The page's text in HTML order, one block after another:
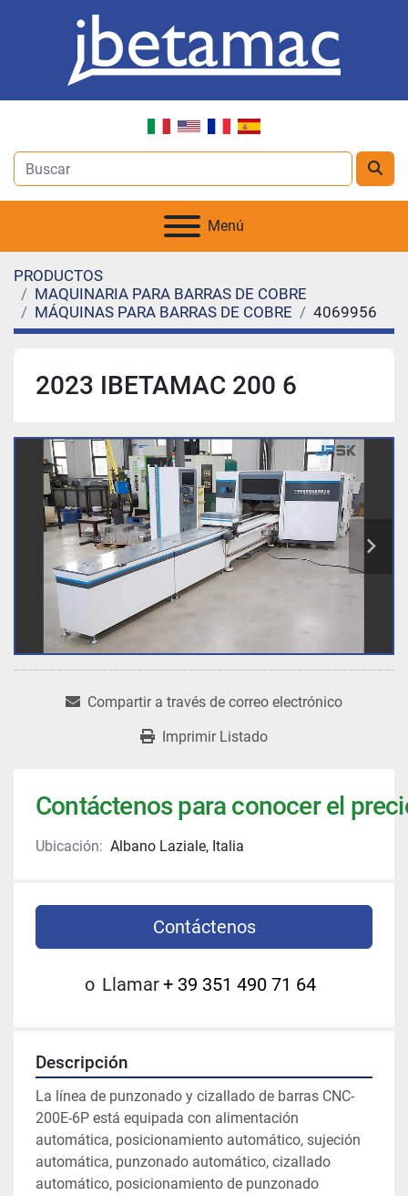
Menú
PRODUCTOS
MAQUINARIA PARA BARRAS DE COBRE
MÁQUINAS PARA BARRAS DE COBRE
4069956
2023 IBETAMAC 200 6
Compartir a través de correo electrónico
Imprimir Listado
Contáctenos para conocer el
Ubicación: Albano Laziale, Italia
Contáctenos
o Llamar+ 39 351 490 71 64
Descripción
La línea de punzonado y cizallado de barras CNC-
200E-6P está equipada con alimentación
automática, posicionamiento automático, sujeción
automática, punzonado automático, cizallado
automático, posicionamiento de punzonado